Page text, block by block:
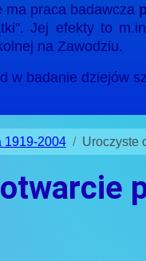
ma praca badawcza
Jej efekty to
na Zawodziu.
w badanie dziejów
1919-2004 Uroczyste